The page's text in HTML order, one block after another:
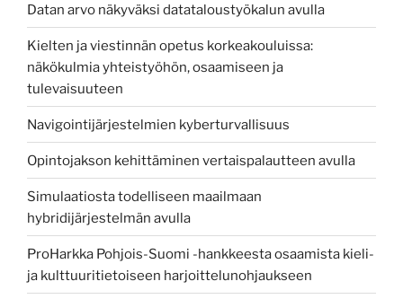
Datan arvo näkyväksi datataloustyökalun avulla
Kielten ja viestinnän opetus korkeakouluissa:
näkökulmia yhteistyöhön, osaamiseen ja
tulevaisuuteen
Navigointijärjestelmien kyberturvallisuus
Opintojakson kehittäminen vertaispalautteen avulla
Simulaatiosta todelliseen maailmaan
hybridijärjestelmän avulla
ProHarkka Pohjois-Suomi -hankkeesta osaamista kieli-
ja kulttuuritietoiseen harjoittelunohjaukseen